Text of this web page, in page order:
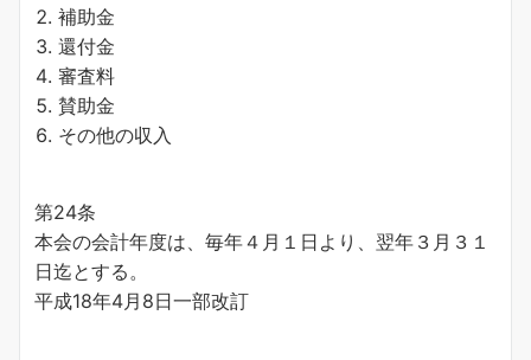
補助金
還付金
審査料
賛助金
その他の収入
第24条
本会の会計年度は、毎年４月１日より、翌年３月３１
日迄とする。
平成18年4月8日一部改訂